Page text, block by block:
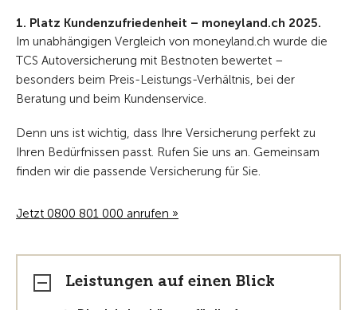
1. Platz Kundenzufriedenheit – moneyland.ch 2025.
Im unabhängigen Vergleich von moneyland.ch wurde die
TCS Autoversicherung mit Bestnoten bewertet –
besonders beim Preis-Leistungs-Verhältnis, bei der
Beratung und beim Kundenservice.
Denn uns ist wichtig, dass Ihre Versicherung perfekt zu
Ihren Bedürfnissen passt. Rufen Sie uns an. Gemeinsam
finden wir die passende Versicherung für Sie.
Jetzt 0800 801 000 anrufen »
Leistungen auf einen Blick